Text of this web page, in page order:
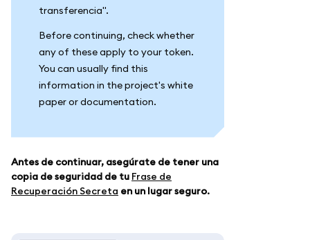
transferencia".
Before continuing, check whether
any of these apply to your token.
You can usually find this
information in the project's white
paper or documentation.
Antes de continuar, asegúrate de tener una
copia de seguridad de tu Frase de
Recuperación Secreta en un lugar seguro.